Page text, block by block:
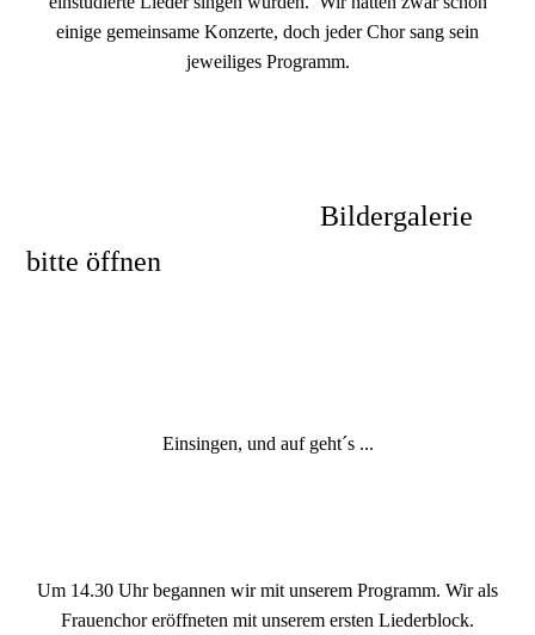
einige gemeinsame Konzerte, doch jeder Chor sang sein
jeweiliges Programm.
Bildergalerie
bitte öffnen
Einsingen, und auf geht´s ...
Um 14.30 Uhr begannen wir mit unserem Programm. Wir als
Frauenchor eröffneten mit unserem ersten Liederblock.